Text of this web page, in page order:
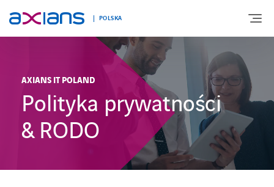
POLSKA
O NAS
OFERTA
AXIANS IT POLAND
Polityka prywatności
& RODO